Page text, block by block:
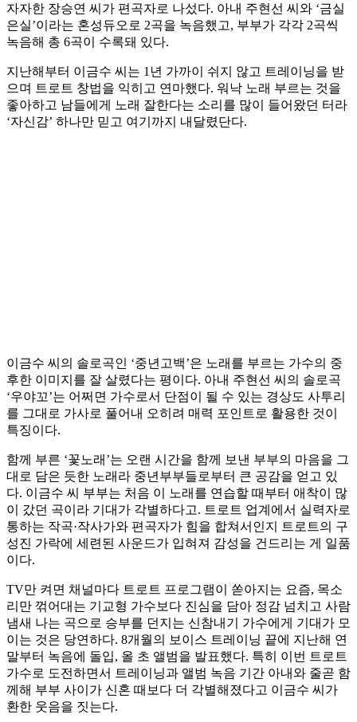
자자한 장승연 씨가 편곡자로 나섰다. 아내 주현선 씨와 ‘금실
은실’이라는 혼성듀오로 2곡을 녹음했고, 부부가 각각 2곡씩
녹음해 총 6곡이 수록돼 있다.
지난해부터 이금수 씨는 1년 가까이 쉬지 않고 트레이닝을 받
으며 트로트 창법을 익히고 연마했다. 워낙 노래 부르는 것을
좋아하고 남들에게 노래 잘한다는 소리를 많이 들어왔던 터라
‘자신감’ 하나만 믿고 여기까지 내달렸단다.
이금수 씨의 솔로곡인 ‘중년고백’은 노래를 부르는 가수의 중
후한 이미지를 잘 살렸다는 평이다. 아내 주현선 씨의 솔로곡
‘우야꼬’는 어쩌면 가수로서 단점이 될 수 있는 경상도 사투리
를 그대로 가사로 풀어내 오히려 매력 포인트로 활용한 것이
특징이다.
함께 부른 ‘꽃노래’는 오랜 시간을 함께 보낸 부부의 마음을 그
대로 담은 듯한 노래라 중년부부들로부터 큰 공감을 얻고 있
다. 이금수 씨 부부는 처음 이 노래를 연습할 때부터 애착이 많
이 갔던 곡이라 기대가 각별하다고. 트로트 업계에서 실력자로
통하는 작곡·작사가와 편곡자가 힘을 합쳐서인지 트로트의 구
성진 가락에 세련된 사운드가 입혀져 감성을 건드리는 게 일품
이다.
TV만 켜면 채널마다 트로트 프로그램이 쏟아지는 요즘, 목소
리만 꺾어대는 기교형 가수보다 진심을 담아 정감 넘치고 사람
냄새 나는 곡으로 승부를 던지는 신참내기 가수에게 기대가 모
이는 것은 당연하다. 8개월의 보이스 트레이닝 끝에 지난해 연
말부터 녹음에 돌입, 올 초 앨범을 발표했다. 특히 이번 트로트
가수로 도전하면서 트레이닝과 앨범 녹음 기간 아내와 줄곧 함
께해 부부 사이가 신혼 때보다 더 각별해졌다고 이금수 씨가
환한 웃음을 짓는다.